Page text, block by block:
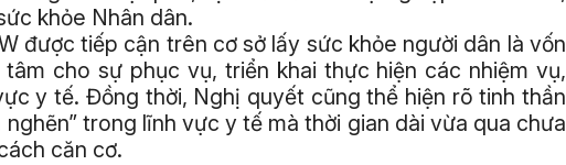
khỏe Nhân dân.
được tiếp cận trên cơ sở lấy sức khỏe người dân là vốn
cho sự phục vụ, triển khai thực hiện các nhiệm vụ,
y tế. Đồng thời, Nghị quyết cũng thể hiện rõ tinh thần
trong lĩnh vực y tế mà thời gian dài vừa qua chưa
căn cơ.